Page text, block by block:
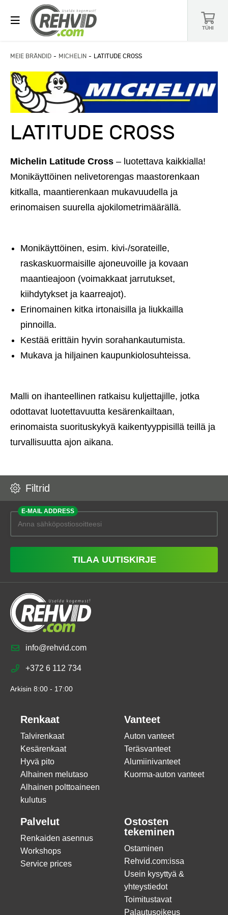
TÜHI
MEIE BRÄNDID MICHELIN LATITUDE CROSS
LATITUDE CROSS
Michelin Latitude Cross – luotettava kaikkialla!
Monikäyttöinen nelivetorengas maastorenkaan
kitkalla, maantierenkaan mukavuudella ja
erinomaisen suurella ajokilometrimäärällä.
Monikäyttöinen, esim. kivi-/sorateille,
raskaskuormaisille ajoneuvoille ja kovaan
maantieajoon (voimakkaat jarrutukset,
kiihdytykset ja kaarreajot).
Erinomainen kitka irtonaisilla ja liukkailla
pinnoilla.
Kestää erittäin hyvin sorahankautumista.
Mukava ja hiljainen kaupunkiolosuhteissa.
Malli on ihanteellinen ratkaisu kuljettajille, jotka
odottavat luotettavuutta kesärenkailtaan,
erinomaista suorituskykyä kaikentyyppisillä teillä ja
turvallisuutta ajon aikana.
Filtrid
E-MAIL ADDRESS
TILAA UUTISKIRJE
info@rehvid.com
+372 6 112 734
Arkisin 8:00 - 17:00
Renkaat
Talvirenkaat
Kesärenkaat
Hyvä pito
Alhainen melutaso
Alhainen polttoaineen
kulutus
Vanteet
Auton vanteet
Teräsvanteet
Alumiinivanteet
Kuorma-auton vanteet
Palvelut
Renkaiden asennus
Workshops
Service prices
Ostosten
tekeminen
Ostaminen
Rehvid.com:issa
Usein kysyttyä &
yhteystiedot
Toimitustavat
Palautusoikeus